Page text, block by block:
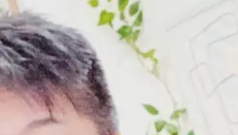
「LINEとTHIRD CLINIC GINZAを連携し
ました」という画面が出ますのでこの画
面を閉じ、トーク画面を再度開きます。